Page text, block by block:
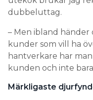
dubbeluttag.
– Men ibland händer
kunder som vill ha
hantverkare har
kunden och inte
Märkligaste